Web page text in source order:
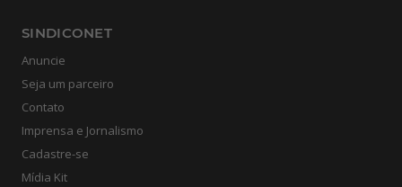
SINDICONET
Anuncie
Seja um parceiro
Contato
Imprensa e Jornalismo
Cadastre-se
Mídia Kit